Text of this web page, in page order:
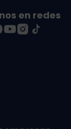
o
en redes